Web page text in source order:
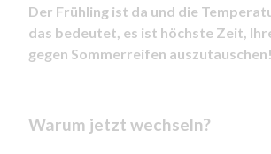
Der Frühling ist da und die
das bedeutet, es ist höchste Zeit,
gegen Sommerreifen auszutauschen!
Warum jetzt wechseln?